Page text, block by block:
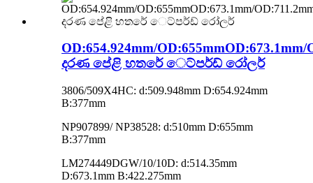
OD:654.924mm/OD:655mmOD:673.1mm/
දරණ පේළි හතරේ ෙට්පර්ඩ් රෝලර්
3806/509X4HC: d:509.948mm D:654.924mm
B:377mm
NP907899/ NP38528: d:510mm D:655mm
B:377mm
LM274449DGW/10/10D: d:514.35mm
D:673.1mm B:422.275mm